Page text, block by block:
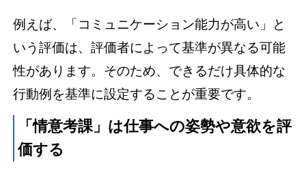
例えば、「コミュニケーション能力が高い」と
いう評価は、評価者によって基準が異なる可能
性があります。そのため、できるだけ具体的な
行動例を基準に設定することが重要です。
「情意考課」は仕事への姿勢や意欲を評
価する